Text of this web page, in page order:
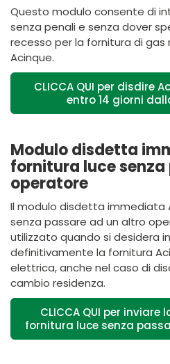
Questo modulo consente di
senza penali e senza dover
recesso per la fornitura di
Acinque.
CLICCA QUI per disdire
entro 14 giorni
Modulo disdetta
fornitura luce
operatore
Il modulo disdetta immediata
senza passare ad un altro
utilizzato quando si desidera
definitivamente la fornitura
elettrica, anche nel caso di
cambio residenza.
CLICCA QUI per
fornitura luce senza